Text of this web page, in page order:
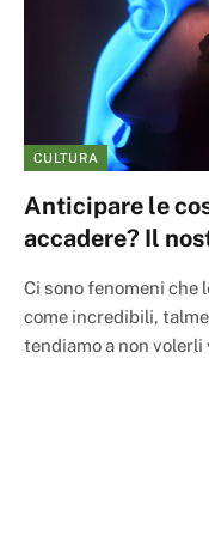
CULTURA
Anticipare le
accadere? Il
Ci sono fenomeni che
come incredibili,
tendiamo a non